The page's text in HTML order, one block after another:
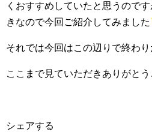
くおすすめしていたと思うので
きなので今回ご紹介してみました
それでは今回はこの辺りで終わり
ここまで見ていただきありがとう
シェアする